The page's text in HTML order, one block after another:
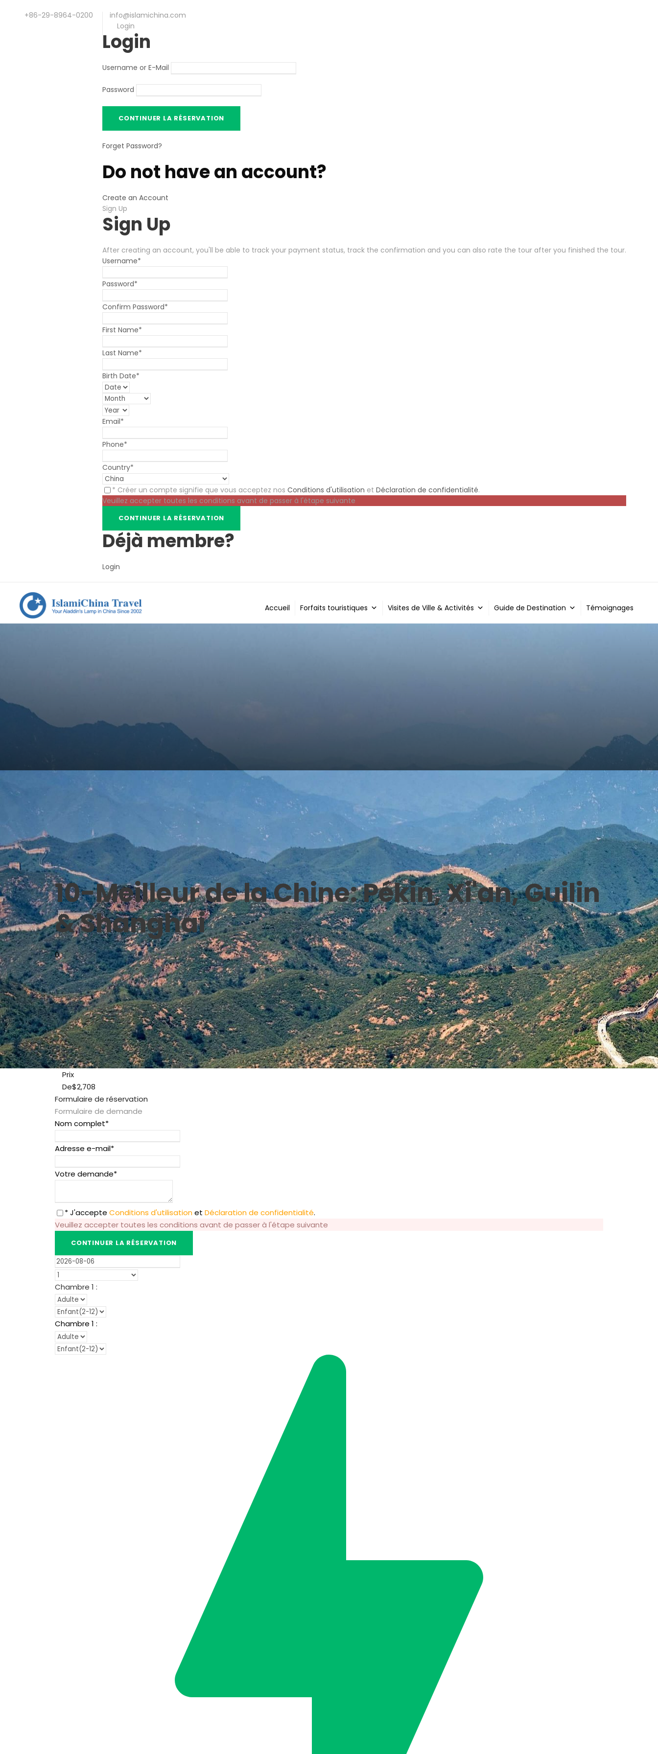
+86-29-8964-0200
info@islamichina.com
Login
Login
Username or E-Mail
Password
Forget Password?
Do not have an account?
Create an Account
Sign Up
Sign Up
After creating an account, you'll be able to track your payment status, track the confirmation and you can also rate the tour after you finished the tour.
Username*
Password*
Confirm Password*
First Name*
Last Name*
Birth Date*
Email*
Phone*
Country*
* Créer un compte signifie que vous acceptez nos Conditions d'utilisation et Déclaration de confidentialité.
Veuillez accepter toutes les conditions avant de passer à l'étape suivante
Déjà membre?
Login
Accueil Forfaits touristiques Visites de Ville & Activités Guide de Destination Témoignages
10-Meilleur de la Chine: Pékin, Xi'an, Guilin
& Shanghai
0
Prix
De$2,708
Formulaire de réservation
Formulaire de demande
Nom complet*
Adresse e-mail*
Votre demande*
* J'accepte Conditions d'utilisationet Déclaration de confidentialité.
Veuillez accepter toutes les conditions avant de passer à l'étape suivante
Chambre 1 :
Chambre 1 :